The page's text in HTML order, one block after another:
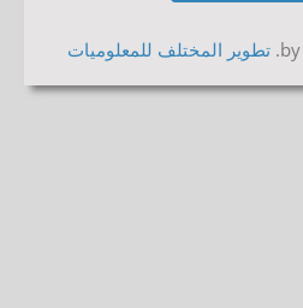
.تطوير المختلف للمعلوميات